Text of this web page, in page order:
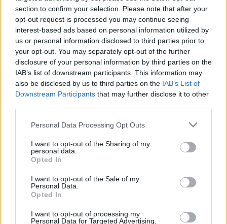
section to confirm your selection. Please note that after your
opt-out request is processed you may continue seeing
interest-based ads based on personal information utilized by
us or personal information disclosed to third parties prior to
your opt-out. You may separately opt-out of the further
disclosure of your personal information by third parties on the
IAB’s list of downstream participants. This information may
also be disclosed by us to third parties on the IAB’s List of
Downstream Participants that may further disclose it to other
Personal Data Processing Opt Outs
I want to opt-out of the Sharing of my
personal data.
Opted In
I want to opt-out of the Sale of my
Personal Data.
Opted In
I want to opt-out of processing my
Personal Data for Targeted Advertising.
Obtarcie blon sluzowych pochwy podczas
seksu.Krew poleciala i jest pieczenie podczas
sikania i napuchniete .Jaka masc albo zel
pomoze na ta dolegliwość?.
Forum:Ginekologia - forum dla rodziny i
pacjentki
POWIĄZANE
Tematy przezierność karkowa spirala
embolizacja mięśniaków macicy
ropień gruczołu bartholina opryszczka